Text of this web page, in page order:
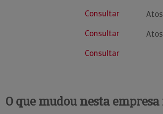
Consultar
Consultar
Consultar
O que mudou nesta